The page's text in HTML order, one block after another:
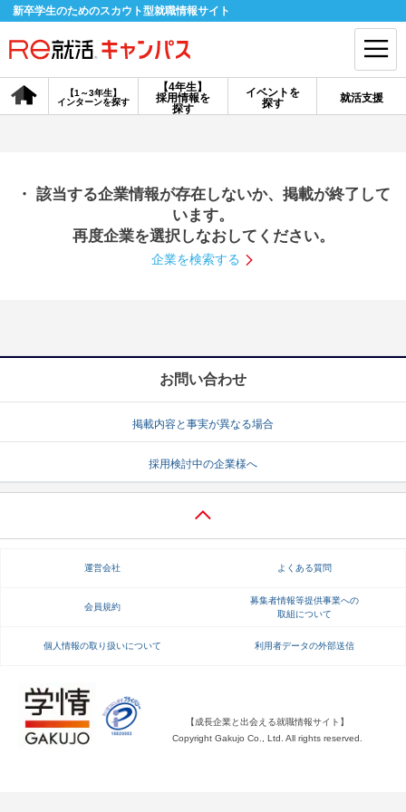
新卒学生のためのスカウト型就職情報サイト
【4年生】
採用情報を
探す
【1～3年生】
インターンを探す
イベントを
探す
就活支援
会員登録 ログイン
探す
【4年生】
説明会を探す
就活ノウハウ・サポート
就活ノウハウが満載！ お役立ち記事・相談室など
就活ニュースペーパー よくある質問
不明点があればこちら
・ 該当する企業情報が存在しないか、掲載が終了して
います。
再度企業を選択しなおしてください。
企業を検索する
お問い合わせ
掲載内容と事実が異なる場合
採用検討中の企業様へ
運営会社 よくある質問
会員規約
募集者情報等提供事業への
取組について
個人情報の取り扱いについて 利用者データの外部送信
【成長企業と出会える就職情報サイト】
Copyright Gakujo Co., Ltd. All rights reserved.